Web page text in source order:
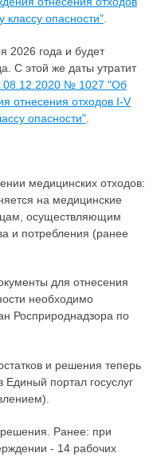
классу опасности"
2026 года и будет
С этой же даты утратит
08.12.2020 № 1027 "Об
отнесения отходов I-V
опасности"
медицинских отходов:
на медицинские
осуществляющим
и потребления (ранее
для отнесения
необходимо
Росприроднадзора по
и решения теперь
портал госуслуг
Ранее: при
- 14 рабочих